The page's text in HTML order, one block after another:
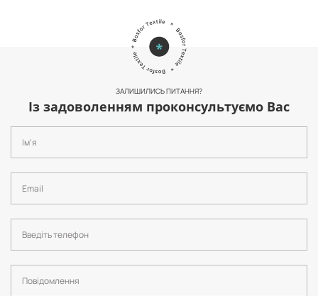
ЗАЛИШИЛИСЬ ПИТАННЯ?
Із задоволенням проконсультуємо Вас